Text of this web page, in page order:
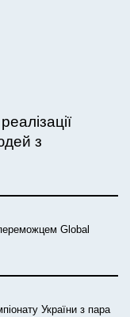
з
Global
України з пара